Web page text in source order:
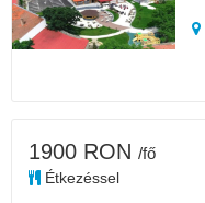
1900 RON /fő
Étkezéssel